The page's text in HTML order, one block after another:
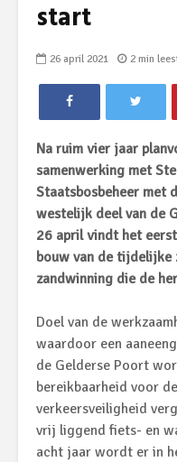
start
26 april 2021 2 min
Na ruim vier jaar
samenwerking met
Staatsbosbeheer met
westelijk deel van de
26 april vindt het
bouw van de tijdelijke
zandwinning die de
Doel van de
waardoor een
de Gelderse Poort
bereikbaarheid voor
verkeersveiligheid
vrij liggend fiets- en
acht jaar wordt er in